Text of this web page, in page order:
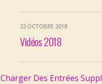
22 OCTOBRE 2018
Vidéos 2018
Charger Des Entrées